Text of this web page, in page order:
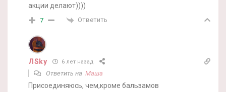
акции делают))))
7 Ответить
ЛSky 6 лет назад
Ответить на Маша
Присоединяюсь, чем,кроме бальзамов